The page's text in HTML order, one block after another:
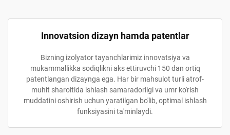
Innovatsion dizayn hamda patentlar
Bizning izolyator tayanchlarimiz innovatsiya va
mukammallikka sodiqlikni aks ettiruvchi 150 dan ortiq
patentlangan dizaynga ega. Har bir mahsulot turli atrof-
muhit sharoitida ishlash samaradorligi va umr ko'rish
muddatini oshirish uchun yaratilgan bo'lib, optimal ishlash
funksiyasini ta'minlaydi.